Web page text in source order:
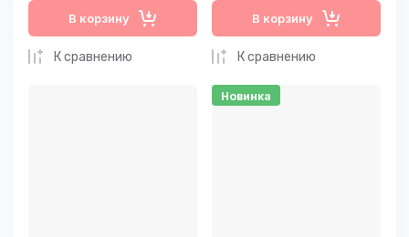
В корзину
К сравнению
В корзину
К сравнению
Новинка